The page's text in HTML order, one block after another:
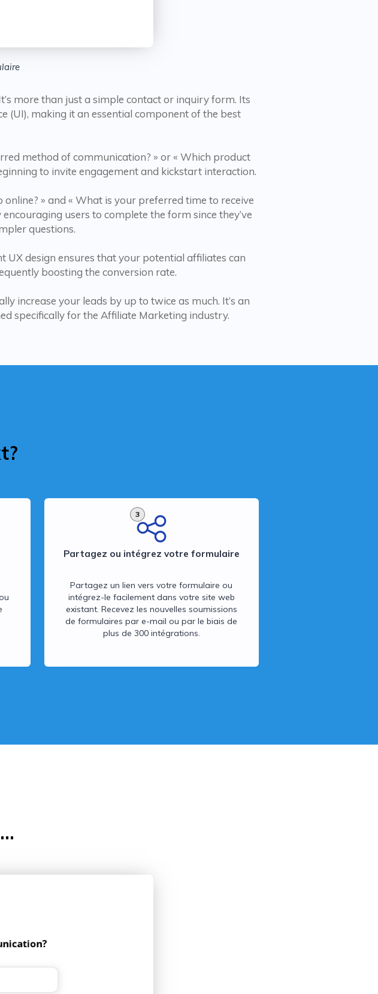
more than just a simple contact or inquiry form. Its
(UI), making it an essential component of the best
method of communication? » or « Which product
to invite engagement and kickstart interaction.
» and « What is your preferred time to receive
users to complete the form since they’ve
questions.
UX design ensures that your potential affiliates can
boosting the conversion rate.
increase your leads by up to twice as much. It’s an
specifically for the Affiliate Marketing industry.
3
Partagez ou intégrez votre formulaire
Partagez un lien vers votre formulaire ou
intégrez-le facilement dans votre site web
existant. Recevez les nouvelles soumissions
de formulaires par e-mail ou par le biais de
plus de 300 intégrations.